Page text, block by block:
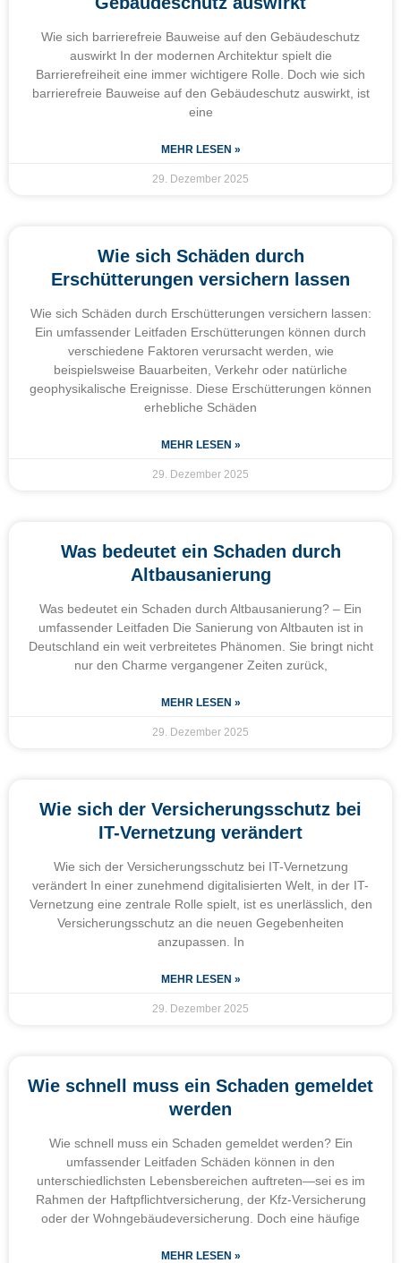
Wie sich barrierefreie Bauweise auf den Gebäudeschutz
auswirkt In der modernen Architektur spielt die
Barrierefreiheit eine immer wichtigere Rolle. Doch wie sich
barrierefreie Bauweise auf den Gebäudeschutz auswirkt, ist
eine
MEHR LESEN »
29. Dezember 2025
Wie sich Schäden durch
Erschütterungen versichern lassen
Wie sich Schäden durch Erschütterungen versichern lassen:
Ein umfassender Leitfaden Erschütterungen können durch
verschiedene Faktoren verursacht werden, wie
beispielsweise Bauarbeiten, Verkehr oder natürliche
geophysikalische Ereignisse. Diese Erschütterungen können
erhebliche Schäden
MEHR LESEN »
29. Dezember 2025
Was bedeutet ein Schaden durch
Altbausanierung
Was bedeutet ein Schaden durch Altbausanierung? – Ein
umfassender Leitfaden Die Sanierung von Altbauten ist in
Deutschland ein weit verbreitetes Phänomen. Sie bringt nicht
nur den Charme vergangener Zeiten zurück,
MEHR LESEN »
29. Dezember 2025
Wie sich der Versicherungsschutz bei
IT-Vernetzung verändert
Wie sich der Versicherungsschutz bei IT-Vernetzung
verändert In einer zunehmend digitalisierten Welt, in der IT-
Vernetzung eine zentrale Rolle spielt, ist es unerlässlich, den
Versicherungsschutz an die neuen Gegebenheiten
anzupassen. In
MEHR LESEN »
29. Dezember 2025
Wie schnell muss ein Schaden gemeldet
werden
Wie schnell muss ein Schaden gemeldet werden? Ein
umfassender Leitfaden Schäden können in den
unterschiedlichsten Lebensbereichen auftreten—sei es im
Rahmen der Haftpflichtversicherung, der Kfz-Versicherung
oder der Wohngebäudeversicherung. Doch eine häufige
MEHR LESEN »